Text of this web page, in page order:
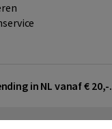
in NL vanaf € 20,-.